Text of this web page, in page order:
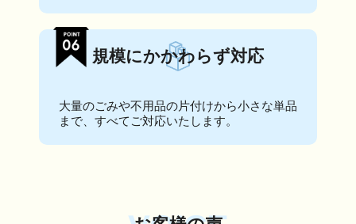
規模にかかわらず対応
大量のごみや不用品の片付けから小さな単品
まで、すべてご対応いたします。